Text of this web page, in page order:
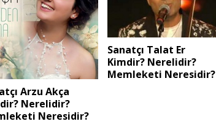
Arzu Akça
Nerelidir?
Neresidir?
Sanatçı Talat Er
Kimdir? Nerelidir?
Memleketi Neresidir?